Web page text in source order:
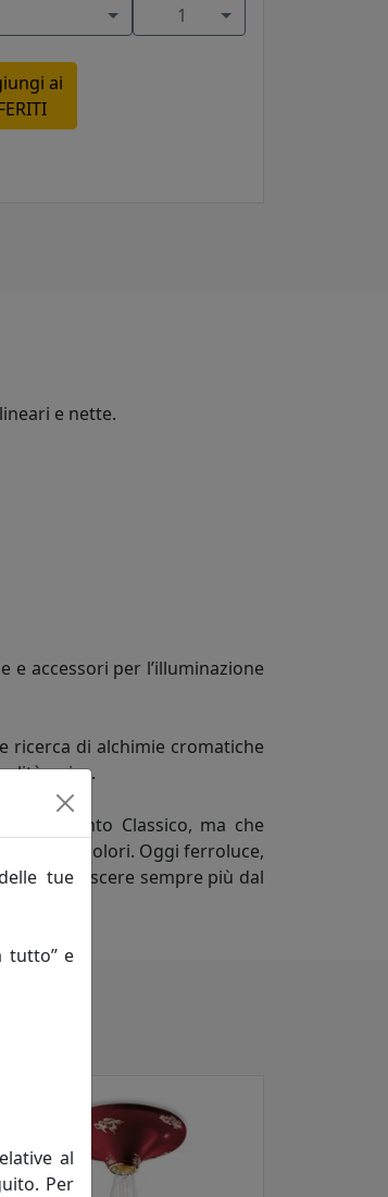
1
ai
e nette.
e accessori per l’illuminazione
ricerca di alchimie cromatiche
unica.
Classico, ma che
decori e colori. Oggi ferroluce,
conoscere sempre più dal
tue
tutto” e
al
Per